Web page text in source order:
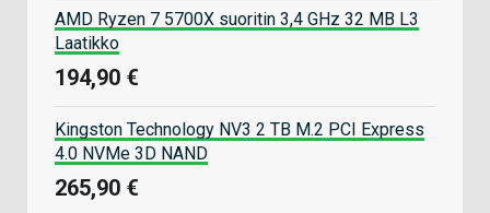
AMD Ryzen 7 5700X suoritin 3,4 GHz 32 MB L3
Laatikko
194,90 €
Kingston Technology NV3 2 TB M.2 PCI Express
4.0 NVMe 3D NAND
265,90 €